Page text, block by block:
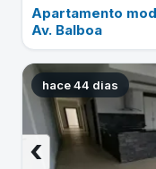
Apartamento
Av. Balboa
hace 44 dias
‹